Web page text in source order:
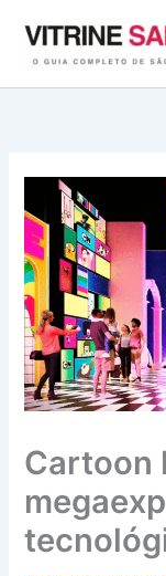
para
conteúdo
Cartoon